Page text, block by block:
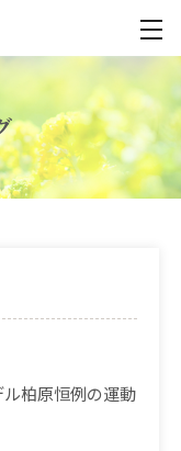
柏原恒例の運動